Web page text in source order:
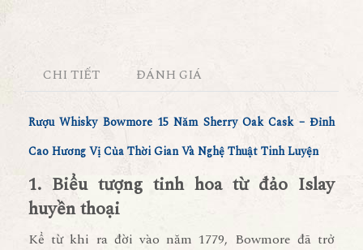
CHI TIẾT ĐÁNH GIÁ
Rượu Whisky Bowmore 15 Năm Sherry Oak Cask – Đỉnh
Cao Hương Vị Của Thời Gian Và Nghệ Thuật Tinh Luyện
1. Biểu tượng tinh hoa từ đảo Islay
huyền thoại
Kể từ khi ra đời vào năm 1779, Bowmore đã trở